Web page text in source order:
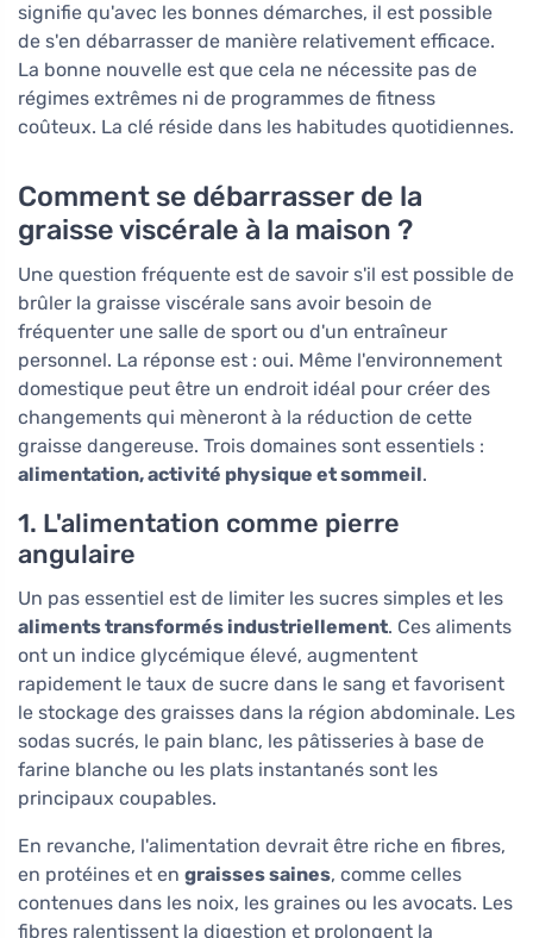
signifie qu'avec les bonnes démarches, il est possible
de s'en débarrasser de manière relativement efficace.
La bonne nouvelle est que cela ne nécessite pas de
régimes extrêmes ni de programmes de fitness
coûteux. La clé réside dans les habitudes quotidiennes.
Comment se débarrasser de la
graisse viscérale à la maison ?
Une question fréquente est de savoir s'il est possible de
brûler la graisse viscérale sans avoir besoin de
fréquenter une salle de sport ou d'un entraîneur
personnel. La réponse est : oui. Même l'environnement
domestique peut être un endroit idéal pour créer des
changements qui mèneront à la réduction de cette
graisse dangereuse. Trois domaines sont essentiels :
alimentation, activité physique et sommeil.
1. L'alimentation comme pierre
angulaire
Un pas essentiel est de limiter les sucres simples et les
aliments transformés industriellement. Ces aliments
ont un indice glycémique élevé, augmentent
rapidement le taux de sucre dans le sang et favorisent
le stockage des graisses dans la région abdominale. Les
sodas sucrés, le pain blanc, les pâtisseries à base de
farine blanche ou les plats instantanés sont les
principaux coupables.
En revanche, l'alimentation devrait être riche en fibres,
en protéines et en graisses saines, comme celles
contenues dans les noix, les graines ou les avocats. Les
fibres ralentissent la digestion et prolongent la